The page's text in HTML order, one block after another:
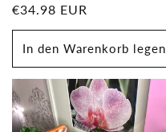
Normaler
Preis
€34.98 EUR
In den Warenkorb legen